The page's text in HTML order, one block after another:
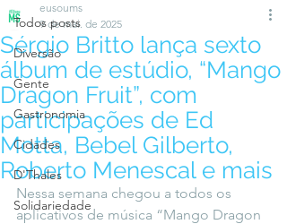
Todos posts
Diversão
Gente
Gastronomia
Cidades
D'Thales
Solidariedade
Sérgio Britto lança sexto
álbum de estúdio, “Mango
Dragon Fruit”, com
participações de Ed
Motta, Bebel Gilberto,
Roberto Menescal e mais
eusoums
9 de mai. de 2025
Nessa semana chegou a todos os
aplicativos de música “Mango Dragon